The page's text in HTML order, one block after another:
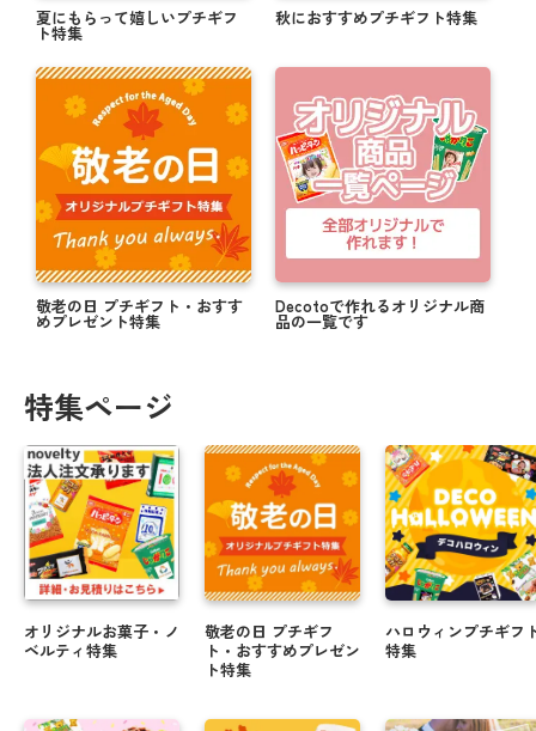
夏にもらって嬉しいプチギフ
ト特集
秋におすすめプチギフト特集
敬老の日 プチギフト・おすす
めプレゼント特集
Decotoで作れるオリジナル商
品の一覧です
特集ページ
オリジナルお菓子・ノ
ベルティ特集
敬老の日 プチギフ
ト・おすすめプレゼン
ト特集
ハロウィンプチギフ
特集